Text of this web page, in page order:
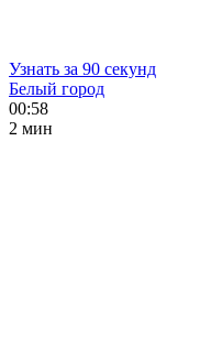
Узнать за 90 секунд
Белый город
00:58
2 мин